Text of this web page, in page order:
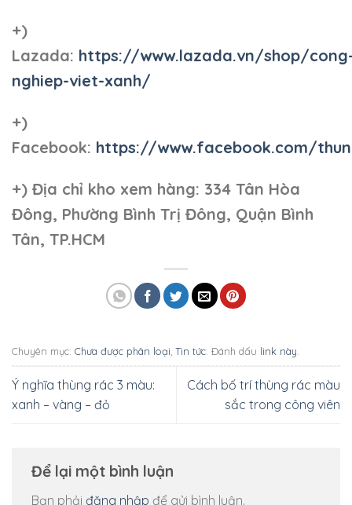
+)
Lazada: https://www.lazada.vn/shop/
nghiep-viet-xanh/
+)
Facebook: https://www.facebook.com/
+) Địa chỉ kho xem hàng: 334 Tân Hòa
Đông, Phường Bình Trị Đông, Quận Bình
Tân, TP.HCM
Chuyên mục: Chưa được phân loại Tin tức . Đánh dấu link này
Ý nghĩa thùng rác 3 màu:
xanh – vàng – đỏ
Cách bố trí thùng rác màu
sắc trong công viên
Để lại một bình luận
Bạn phải đăng nhập để gửi bình luận.